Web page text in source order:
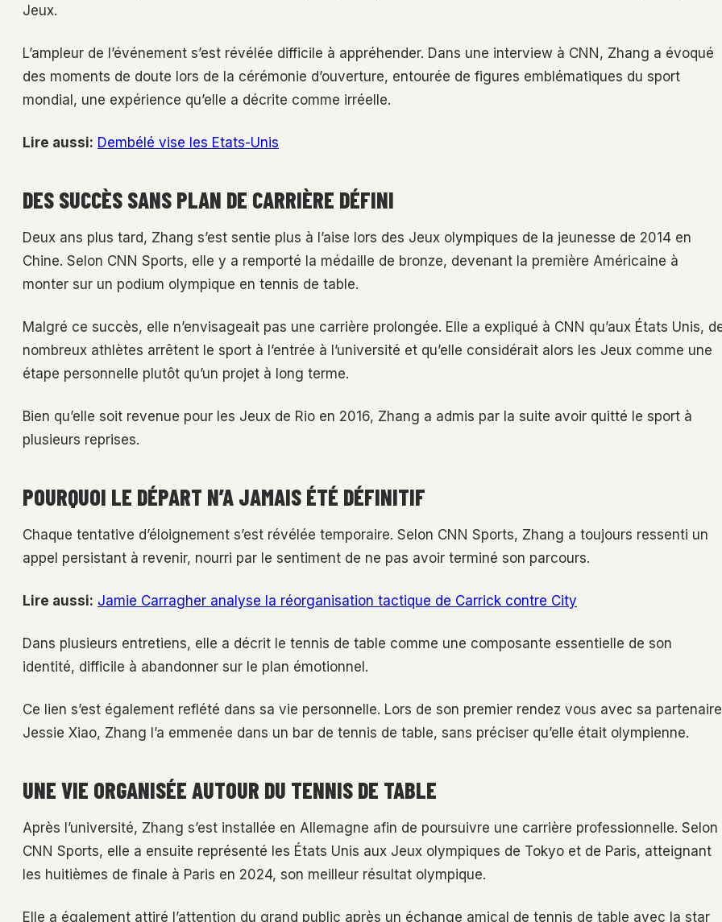
Jeux.
L’ampleur de l’événement s’est révélée difficile à appréhender. Dans une interview à CNN, Zhang a évoqué
des moments de doute lors de la cérémonie d’ouverture, entourée de figures emblématiques du sport
mondial, une expérience qu’elle a décrite comme irréelle.
Lire aussi: Dembélé vise les Etats-Unis
DES SUCCÈS SANS PLAN DE CARRIÈRE DÉFINI
Deux ans plus tard, Zhang s’est sentie plus à l’aise lors des Jeux olympiques de la jeunesse de 2014 en
Chine. Selon CNN Sports, elle y a remporté la médaille de bronze, devenant la première Américaine à
monter sur un podium olympique en tennis de table.
Malgré ce succès, elle n’envisageait pas une carrière prolongée. Elle a expliqué à CNN qu’aux États Unis,
nombreux athlètes arrêtent le sport à l’entrée à l’université et qu’elle considérait alors les Jeux comme une
étape personnelle plutôt qu’un projet à long terme.
Bien qu’elle soit revenue pour les Jeux de Rio en 2016, Zhang a admis par la suite avoir quitté le sport à
plusieurs reprises.
POURQUOI LE DÉPART N’A JAMAIS ÉTÉ DÉFINITIF
Chaque tentative d’éloignement s’est révélée temporaire. Selon CNN Sports, Zhang a toujours ressenti un
appel persistant à revenir, nourri par le sentiment de ne pas avoir terminé son parcours.
Lire aussi: Jamie Carragher analyse la réorganisation tactique de Carrick contre City
Dans plusieurs entretiens, elle a décrit le tennis de table comme une composante essentielle de son
identité, difficile à abandonner sur le plan émotionnel.
Ce lien s’est également reflété dans sa vie personnelle. Lors de son premier rendez vous avec sa partenaire
Jessie Xiao, Zhang l’a emmenée dans un bar de tennis de table, sans préciser qu’elle était olympienne.
UNE VIE ORGANISÉE AUTOUR DU TENNIS DE TABLE
Après l’université, Zhang s’est installée en Allemagne afin de poursuivre une carrière professionnelle. Selon
CNN Sports, elle a ensuite représenté les États Unis aux Jeux olympiques de Tokyo et de Paris, atteignant
les huitièmes de finale à Paris en 2024, son meilleur résultat olympique.
Elle a également attiré l’attention du grand public après un échange amical de tennis de table avec la star